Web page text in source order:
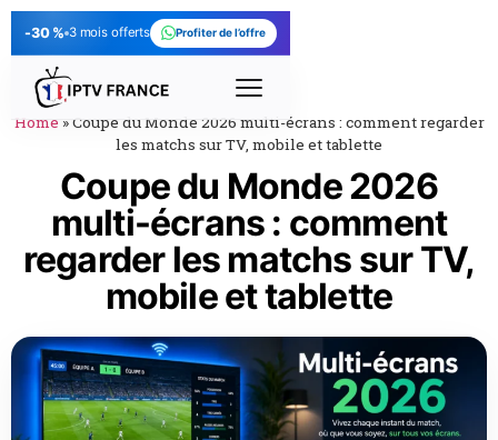
-30 % 3 mois offerts Profiter de l’offre
Home »Coupe du Monde 2026 multi-écrans : comment regarder
les matchs sur TV, mobile et tablette
Coupe du Monde 2026
multi-écrans : comment
regarder les matchs sur TV,
mobile et tablette